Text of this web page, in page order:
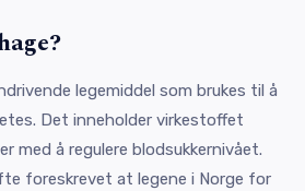
legemiddel som brukes til å
Det inneholder virkestoffet
med å regulere blodsukkernivået.
foreskrevet at legene i Norge for